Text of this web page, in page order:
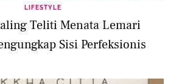
LIFESTYLE
Teliti Menata Lemari
Sisi Perfeksionis